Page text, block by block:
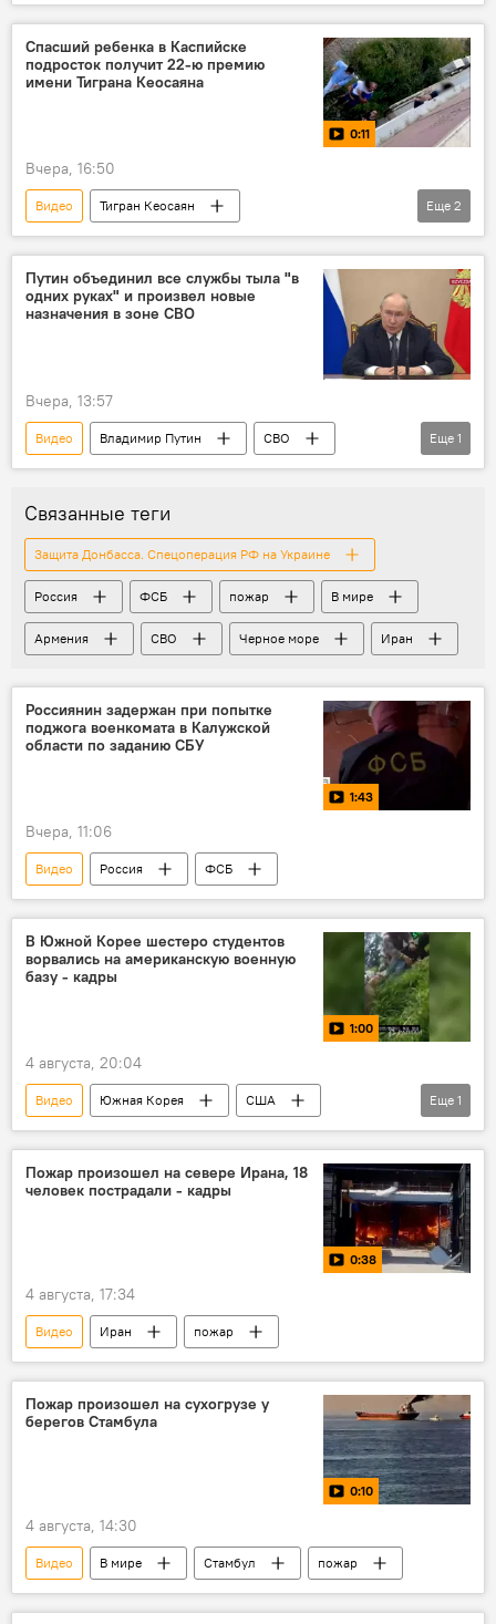
Защита Донбасса. Спецоперация РФ на Украине
Россия
ФСБ
Спасший ребенка в Каспийске
подросток получит 22-ю премию
имени Тиграна Кеосаяна
0:11
Вчера, 16:50
Видео
Тигран Кеосаян
Маргарита Симоньян
премия
Еще 2
Путин объединил все службы тыла "в
одних руках" и произвел новые
назначения в зоне СВО
Вчера, 13:57
Видео Владимир Путин
СВО
Минобороны России
Еще 1
Связанные теги
Защита Донбасса. Спецоперация РФ на Украине
Россия ФСБ пожар В мире
Армения СВО Черное море Иран
Россиянин задержан при попытке
поджога военкомата в Калужской
области по заданию СБУ
1:43
Вчера, 11:06
Видео Россия ФСБ
В Южной Корее шестеро студентов
ворвались на американскую военную
базу - кадры
1:00
4 августа, 20:04
Видео Южная Корея
США
военная база
Еще 1
Пожар произошел на севере Ирана, 18
человек пострадали - кадры
0:38
4 августа, 17:34
Видео Иран пожар
Пожар произошел на сухогрузе у
берегов Стамбула
0:10
4 августа, 14:30
Видео В мире Стамбул пожар